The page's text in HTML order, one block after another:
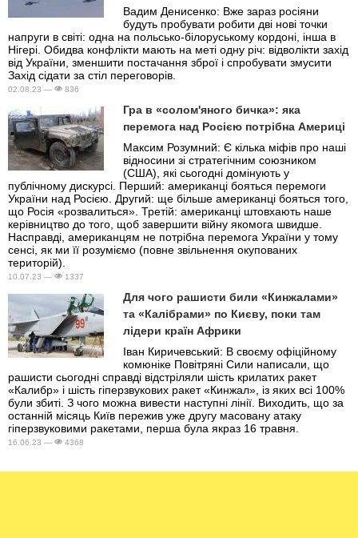
Вадим Денисенко: Вже зараз росіяни
будуть пробувати робити дві нові точки
напруги в світі: одна на польсько-білоруському кордоні, інша в
Нігері. Обидва конфлікти мають на меті одну річ: відволікти захід
від України, зменшити постачання зброї і спробувати змусити
Захід сідати за стіл переговорів.
02.08.23 — 836
Гра в «солом'яного бичка»: яка
перемога над Росією потрібна Америці
Максим Розумний: Є кілька міфів про наші
відносини зі стратегічним союзником
(США), які сьогодні домінують у
публічному дискурсі. Перший: американці бояться перемоги
України над Росією. Другий: ще більше американці бояться того,
що Росія «розвалиться». Третій: американці штовхають наше
керівництво до того, щоб завершити війну якомога швидше.
Насправді, американцям не потрібна перемога України у тому
сенсі, як ми її розуміємо (повне звільнення окупованих
територій).
10.07.23 — 1337
Для чого рашисти били «Кинжалами»
та «Калібрами» по Києву, поки там
лідери країн Африки
Іван Киричевський: В своєму офіційному
комюніке Повітряні Сили написали, що
рашисти сьогодні справді відстріляли шість крилатих ракет
«Калибр» і шість гіперзвукових ракет «Кинжал», із яких всі 100%
були збиті. З чого можна вивести наступні лінії. Виходить, що за
останній місяць Київ пережив уже другу масовану атаку
гіперзвуковими ракетами, перша була якраз 16 травня.
16.06.23 — 4368